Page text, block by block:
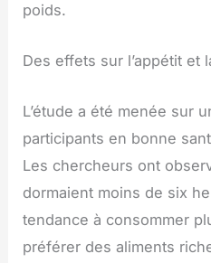
poids.
Des effets sur l’appétit et
L’étude a été menée sur
participants en bonne
Les chercheurs ont
dormaient moins de six
tendance à consommer
préférer des aliments